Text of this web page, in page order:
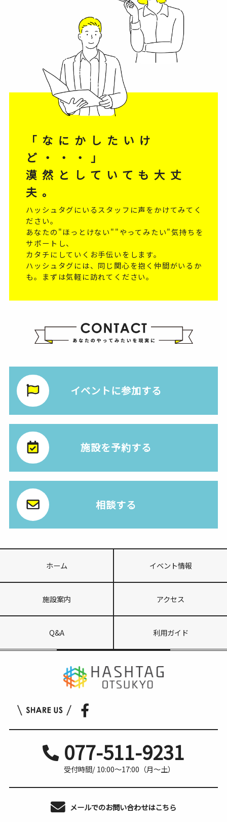
「なにかしたいけ
ど・・・」
漠然としていても大丈
夫。
ハッシュタグにいるスタッフに声をかけてみてく
ださい。
あなたの"ほっとけない""やってみたい"気持ちを
サポートし、
カタチにしていくお手伝いをします。
ハッシュタグには、同じ関心を抱く仲間がいるか
も。まずは気軽に訪れてください。
イベントに参加する
施設を予約する
相談する
ホーム イベント情報
施設案内 アクセス
Q&A 利用ガイド
077-511-9231
受付時間/ 10:00〜17:00（月〜土）
メールでのお問い合わせはこちら